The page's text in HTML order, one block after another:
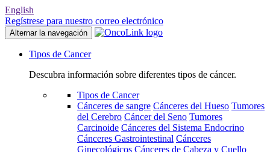
English
Regístrese para nuestro correo electrónico
Alternar la navegación
Tipos de Cancer
Descubra información sobre diferentes tipos de cáncer.
Tipos de Cancer
Cánceres de sangre Cánceres del Hueso Tumores
del Cerebro Cáncer del Seno Tumores
Carcinoide Cánceres del Sistema Endocrino
Cánceres Gastrointestinal Cánceres
Ginecológicos Cánceres de Cabeza y Cuello